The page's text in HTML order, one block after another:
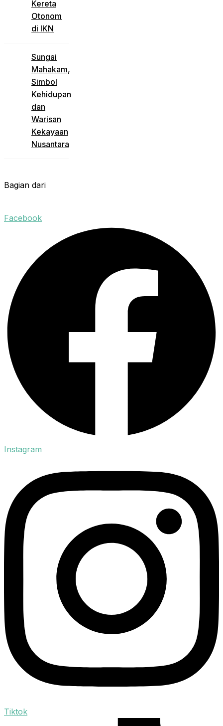
Kereta
Otonom
di IKN
Sungai
Mahakam,
Simbol
Kehidupan
dan
Warisan
Kekayaan
Nusantara
Bagian dari
Facebook
Instagram
Tiktok